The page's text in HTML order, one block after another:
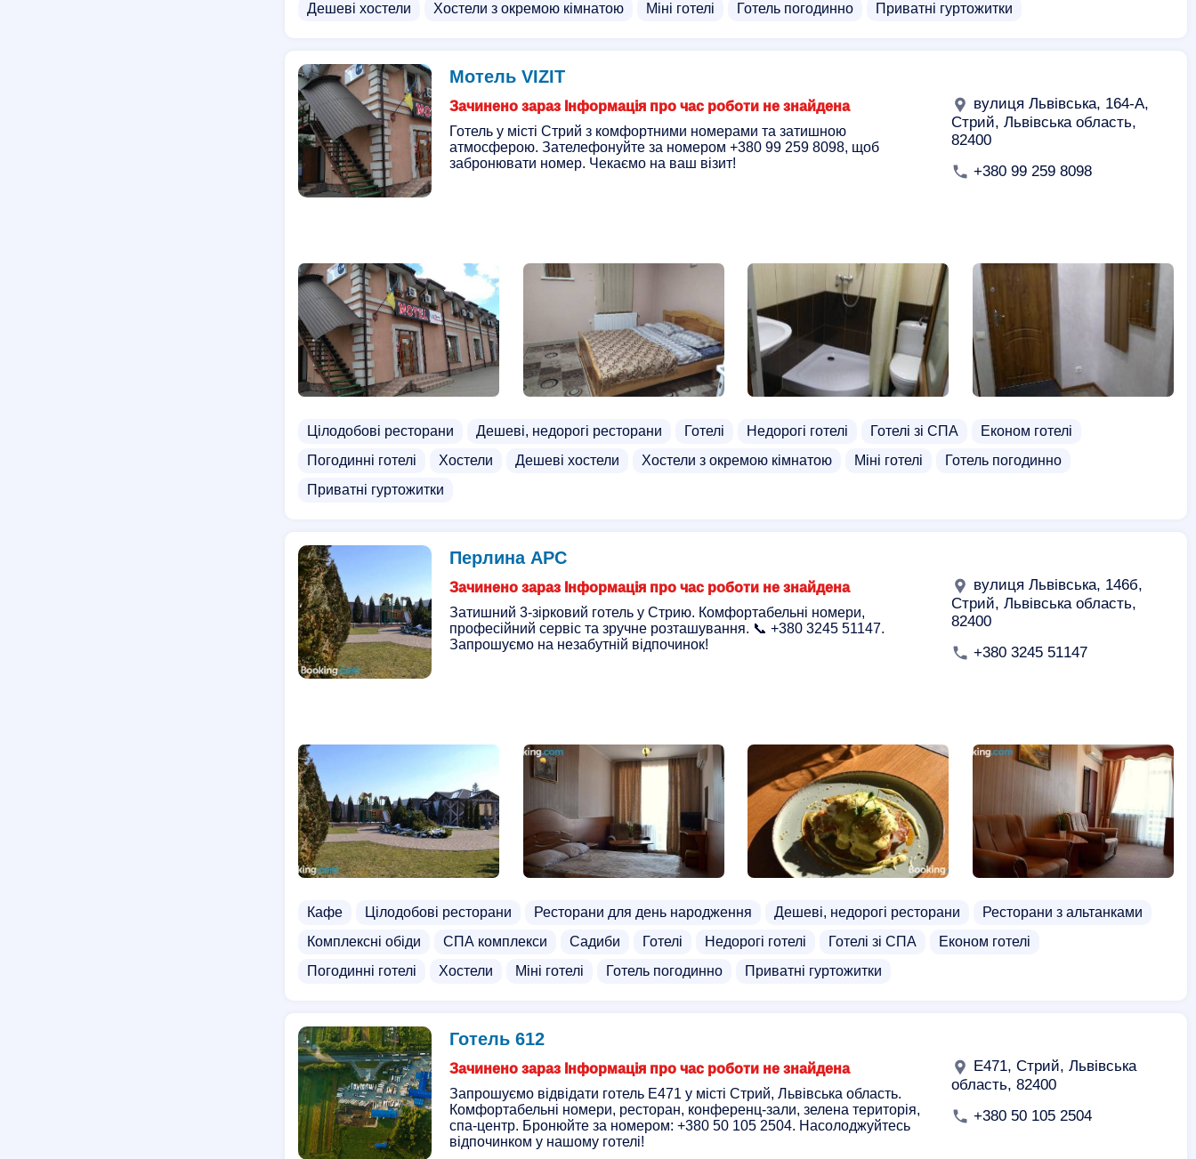
Дешеві хостели
Хостели з окремою кімнатою Міні готелі Готель погодинно Приватні гуртожитки
Мотель VIZIT
Зачинено зараз Інформація про час роботи не знайдена
Готель у місті Стрий з комфортними номерами та затишною
атмосферою. Зателефонуйте за номером +380 99 259 8098, щоб
забронювати номер. Чекаємо на ваш візит!
вулиця Львівська, 164-А,
Стрий, Львівська область,
82400
+380 99 259 8098
Цілодобові ресторани Дешеві, недорогі ресторани Готелі Недорогі готелі Готелі зі СПА
Економ готелі
Погодинні готелі
Хостели Дешеві хостели Хостели з окремою кімнатою Міні готелі
Готель погодинно
Приватні гуртожитки
Перлина АРС
Зачинено зараз Інформація про час роботи не знайдена
Затишний 3-зірковий готель у Стрию. Комфортабельні номери,
професійний сервіс та зручне розташування. 📞 +380 3245 51147.
Запрошуємо на незабутній відпочинок!
вулиця Львівська, 146б,
Стрий, Львівська область,
82400
+380 3245 51147
Кафе Цілодобові ресторани Ресторани для день народження Дешеві, недорогі ресторани
Ресторани з альтанками
Комплексні обіди
СПА комплекси Садиби Готелі Недорогі готелі Готелі зі СПА
Економ готелі
Погодинні готелі
Хостели Міні готелі Готель погодинно Приватні гуртожитки
Готель 612
Зачинено зараз Інформація про час роботи не знайдена
Запрошуємо відвідати готель Е471 у місті Стрий, Львівська область.
Комфортабельні номери, ресторан, конференц-зали, зелена територія,
спа-центр. Бронюйте за номером: +380 50 105 2504. Насолоджуйтесь
відпочинком у нашому готелі!
E471, Стрий, Львівська
область, 82400
+380 50 105 2504